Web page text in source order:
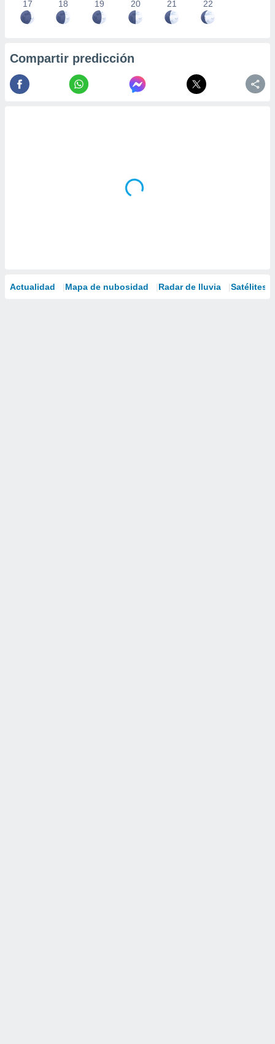
17 18 19 20 21 22
Compartir predicción
Actualidad Mapa de nubosidad Radar de lluvia Satélites